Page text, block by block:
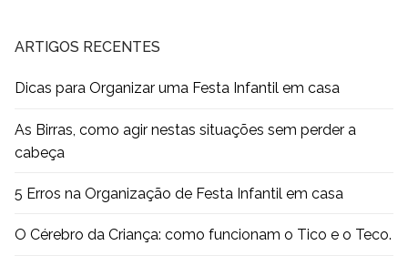
ARTIGOS RECENTES
Dicas para Organizar uma Festa Infantil em casa
As Birras, como agir nestas situações sem perder a
cabeça
5 Erros na Organização de Festa Infantil em casa
O Cérebro da Criança: como funcionam o Tico e o Teco.